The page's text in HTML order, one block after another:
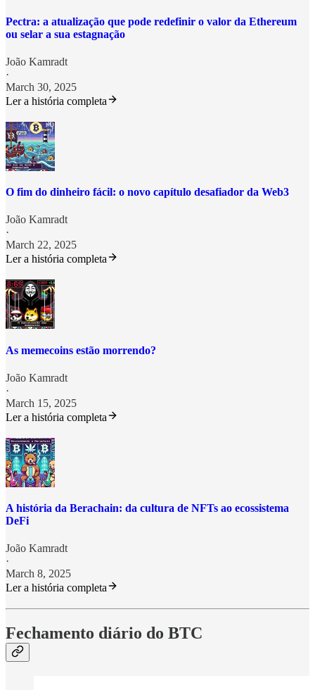
Pectra: a atualização que pode redefinir o valor da Ethereum
ou selar a sua estagnação
João Kamradt
·
March 30, 2025
Ler a história completa
O fim do dinheiro fácil: o novo capítulo desafiador da Web3
João Kamradt
·
March 22, 2025
Ler a história completa
As memecoins estão morrendo?
João Kamradt
·
March 15, 2025
Ler a história completa
A história da Berachain: da cultura de NFTs ao ecossistema
DeFi
João Kamradt
·
March 8, 2025
Ler a história completa
Fechamento diário do BTC